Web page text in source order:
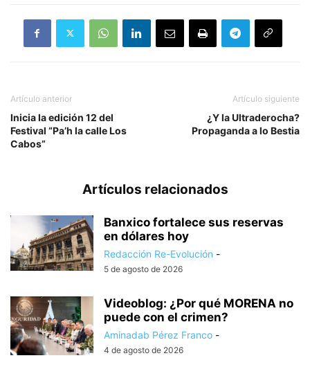
Artículo anterior
Inicia la edición 12 del
Festival “Pa’h la calle Los
Cabos”
Artículo siguiente
¿Y la Ultraderocha?
Propaganda a lo Bestia
Artículos relacionados
Banxico fortalece sus reservas
en dólares hoy
Redacción Re-Evolución -
5 de agosto de 2026
Videoblog: ¿Por qué MORENA no
puede con el crimen?
Aminadab Pérez Franco -
4 de agosto de 2026